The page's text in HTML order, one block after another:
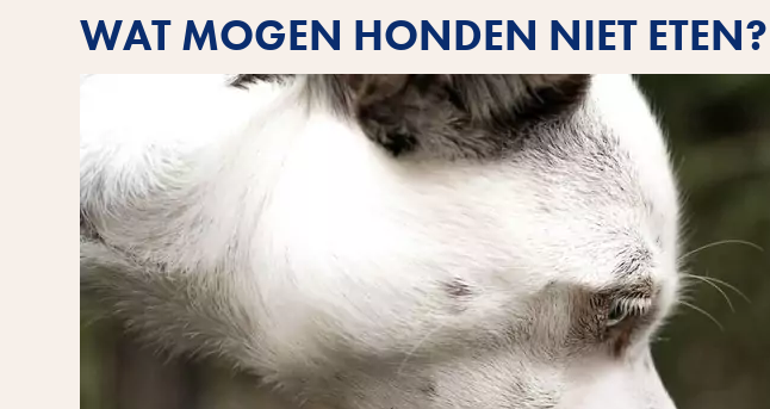
WAT MOGEN HONDEN NIET ETEN?